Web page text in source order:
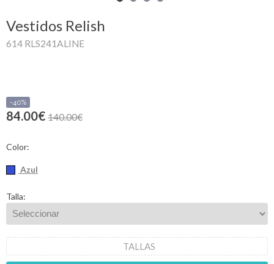
Vestidos Relish
614 RLS241ALINE
-40%
84.00€ 140.00€
Color:
Azul
Talla:
TALLAS